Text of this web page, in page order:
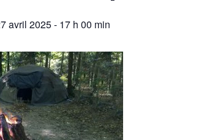
avril 2025 - 17 h 00 min